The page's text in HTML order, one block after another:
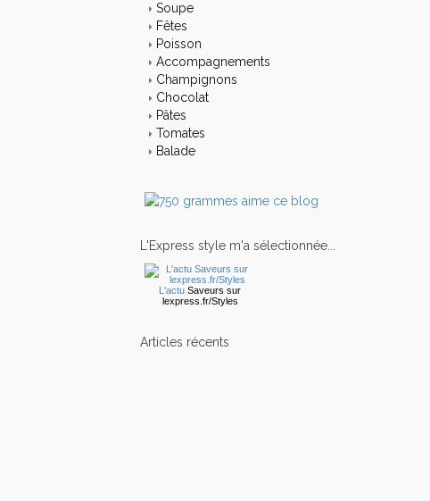
Soupe
Fêtes
Poisson
Accompagnements
Champignons
Chocolat
Pâtes
Tomates
Balade
L'Express style m'a sélectionnée...
L'actu Saveurs sur
lexpress.fr/Styles
articles récents